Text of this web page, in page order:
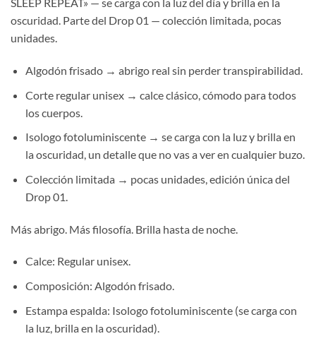
oscuridad. Parte del Drop 01 — colección limitada, pocas
unidades.
Algodón frisado → abrigo real sin perder transpirabilidad.
Corte regular unisex → calce clásico, cómodo para todos
los cuerpos.
Isologo fotoluminiscente → se carga con la luz y brilla en
la oscuridad, un detalle que no vas a ver en cualquier buzo.
Colección limitada → pocas unidades, edición única del
Drop 01.
Más abrigo. Más filosofía. Brilla hasta de noche.
Calce: Regular unisex.
Composición: Algodón frisado.
Estampa espalda: Isologo fotoluminiscente (se carga con
la luz, brilla en la oscuridad).